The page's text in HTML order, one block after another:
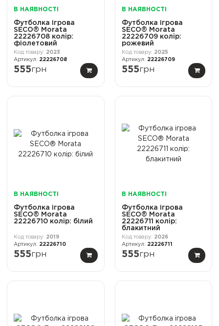
В НАЯВНОСТІ
Футболка ігрова
SECO® Morata
22226708 колiр:
фіолетовий
2023
22226708
555грн
В НАЯВНОСТІ
Футболка ігрова
SECO® Morata
22226709 колiр:
рожевий
2025
22226709
555грн
В НАЯВНОСТІ
Футболка ігрова
SECO® Morata
22226710 колiр: білий
2019
22226710
555грн
В НАЯВНОСТІ
Футболка ігрова
SECO® Morata
22226711 колiр:
блакитний
2026
22226711
555грн